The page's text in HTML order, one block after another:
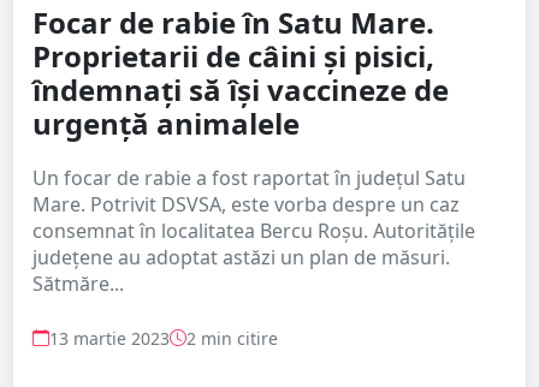
Focar de rabie în Satu Mare.
Proprietarii de câini și pisici,
îndemnați să își vaccineze de
urgență animalele
Un focar de rabie a fost raportat în județul Satu
Mare. Potrivit DSVSA, este vorba despre un caz
consemnat în localitatea Bercu Roșu. Autoritățile
județene au adoptat astăzi un plan de măsuri.
Sătmăre...
13 martie 2023 2 min citire